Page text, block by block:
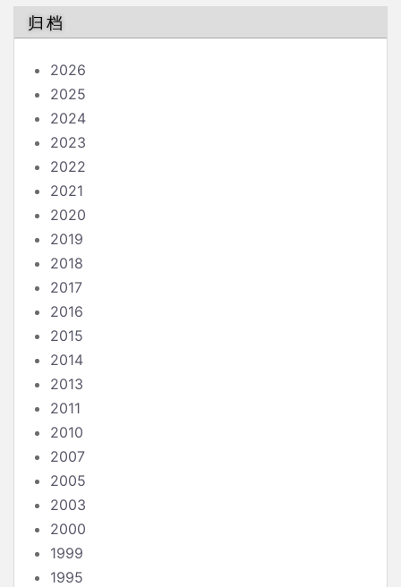
分
页
归档
2026
2025
2024
2023
2022
2021
2020
2019
2018
2017
2016
2015
2014
2013
2011
2010
2007
2005
2003
2000
1999
1995